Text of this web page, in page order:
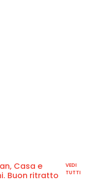
Casa e
Buon ritratto
VEDI
TUTTI